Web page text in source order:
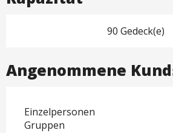
90 Gedeck(e)
Angenommene
Einzelpersonen
Gruppen